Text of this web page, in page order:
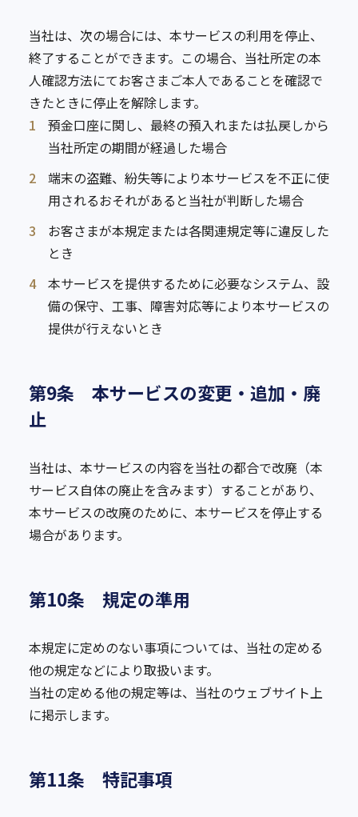
当社は、次の場合には、本サービスの利用を停止、
終了することができます。この場合、当社所定の本
人確認方法にてお客さまご本人であることを確認で
きたときに停止を解除します。
1
預金口座に関し、最終の預入れまたは払戻しから
当社所定の期間が経過した場合
2
端末の盗難、紛失等により本サービスを不正に使
用されるおそれがあると当社が判断した場合
3
お客さまが本規定または各関連規定等に違反した
とき
4
本サービスを提供するために必要なシステム、設
備の保守、工事、障害対応等により本サービスの
提供が行えないとき
第9条 本サービスの変更・追加・廃
止
当社は、本サービスの内容を当社の都合で改廃（本
サービス自体の廃止を含みます）することがあり、
本サービスの改廃のために、本サービスを停止する
場合があります。
第10条 規定の準用
本規定に定めのない事項については、当社の定める
他の規定などにより取扱います。
当社の定める他の規定等は、当社のウェブサイト上
に掲示します。
第11条 特記事項